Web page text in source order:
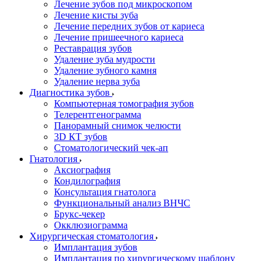
Лечение зубов под микроскопом
Лечение кисты зуба
Лечение передних зубов от кариеса
Лечение пришеечного кариеса
Реставрация зубов
Удаление зуба мудрости
Удаление зубного камня
Удаление нерва зуба
Диагностика зубов
Компьютерная томография зубов
Телерентгенограмма
Панорамный снимок челюсти
3D КТ зубов
Стоматологический чек-ап
Гнатология
Аксиография
Кондилография
Консультация гнатолога
Функциональный анализ ВНЧС
Брукс-чекер
Окклюзиограмма
Хирургическая стоматология
Имплантация зубов
Имплантация по хирургическому шаблону